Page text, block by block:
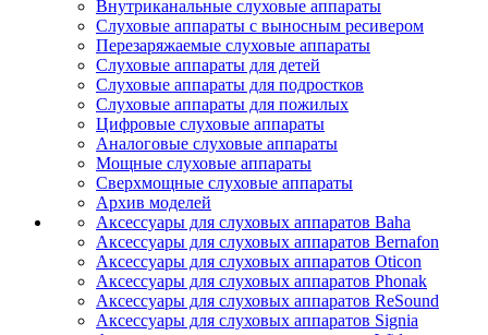
Внутриканальные слуховые аппараты
Слуховые аппараты с выносным ресивером
Перезаряжаемые слуховые аппараты
Слуховые аппараты для детей
Слуховые аппараты для подростков
Слуховые аппараты для пожилых
Цифровые слуховые аппараты
Аналоговые слуховые аппараты
Мощные слуховые аппараты
Сверхмощные слуховые аппараты
Архив моделей
Аксессуары для слуховых аппаратов Baha
Аксессуары для слуховых аппаратов Bernafon
Аксессуары для слуховых аппаратов Oticon
Аксессуары для слуховых аппаратов Phonak
Аксессуары для слуховых аппаратов ReSound
Аксессуары для слуховых аппаратов Signia